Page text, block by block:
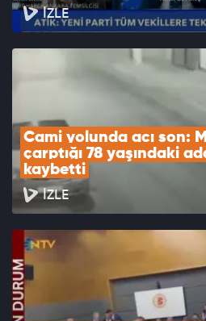
İZLE
Cami yolunda acı son:
çarptığı 78 yaşındaki
kaybetti
İZLE